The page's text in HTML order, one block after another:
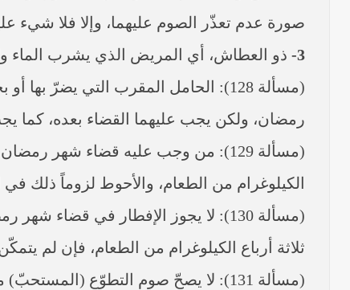
صورة عدم تعذّر الصوم عليهما، وإلا فلا شيء
3- ذو العطاش، أي المريض الذي يشرب الماء
(مسألة 128): الحامل المقرب التي يضرّ
رمضان، ولكن يجب عليهما القضاء بعده، كما
(مسألة 129): من وجب عليه قضاء شهر
الكيلوغرام من الطعام، والأحوط لزوماً ذلك في
(مسألة 130): لا يجوز الإفطار في
ثلاثة أرباع الكيلوغرام من الطعام، فإن لم
(مسألة 131): لا يصحّ صوم التطوّع